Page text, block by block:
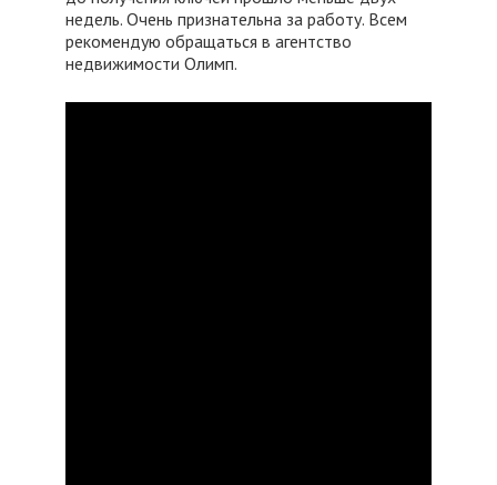
недель. Очень признательна за работу. Всем
рекомендую обращаться в агентство
недвижимости Олимп.